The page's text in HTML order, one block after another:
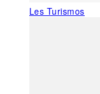
Les Turismos